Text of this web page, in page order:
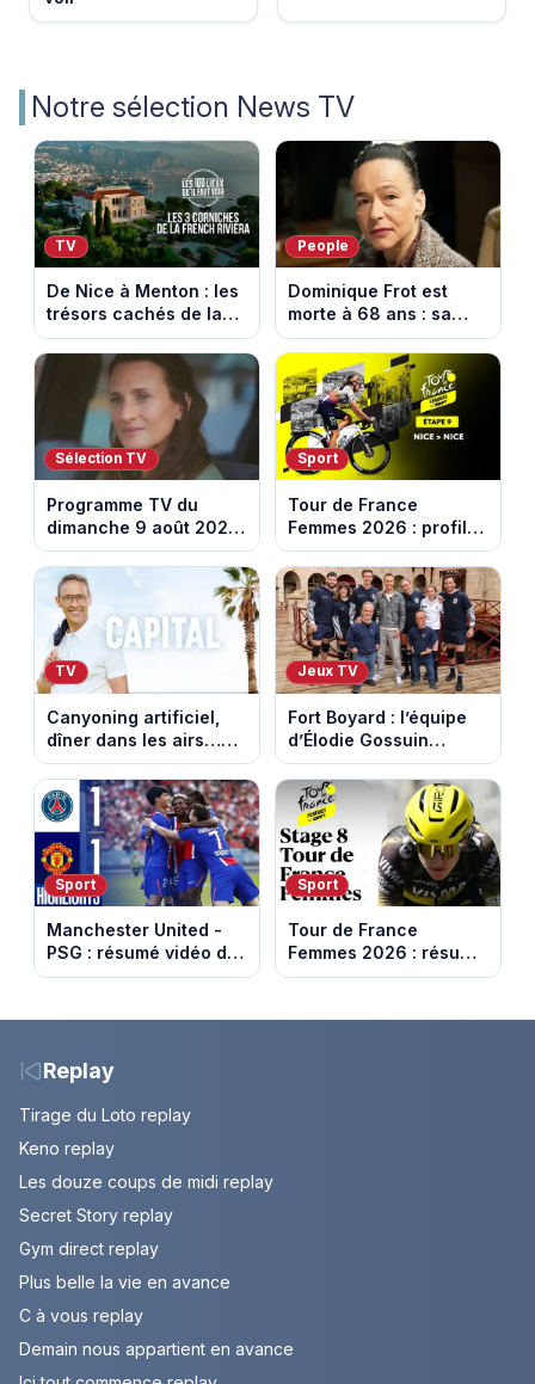
Notre sélection News TV
TV
De Nice à Menton : les
trésors cachés de la
French Riviera dévoilés
dans les 100 lieux qu'il
faut voir
People
Dominique Frot est
morte à 68 ans : sa
sœur Catherine Frot
annonce la triste
nouvelle
Sélection TV
Programme TV du
dimanche 9 août 2026
: notre sélection pour
votre soirée télé
Sport
Tour de France
Femmes 2026 : profil
et horaires de la
dernière étape à Nice
TV
Canyoning artificiel,
dîner dans les airs…
les loisirs les plus fous
passés au crible dans
Capital
Jeux TV
Fort Boyard : l’équipe
d’Élodie Gossuin
termine avec une belle
somme pour l'Unicef et
le Refuge
Sport
Manchester United -
PSG : résumé vidéo du
match amical du 8 août
Sport
Tour de France
Femmes 2026 : résumé
vidéo de la 9e étape
Replay
Tirage du Loto replay
Keno replay
Les douze coups de midi replay
Secret Story replay
Gym direct replay
Plus belle la vie en avance
C à vous replay
Demain nous appartient en avance